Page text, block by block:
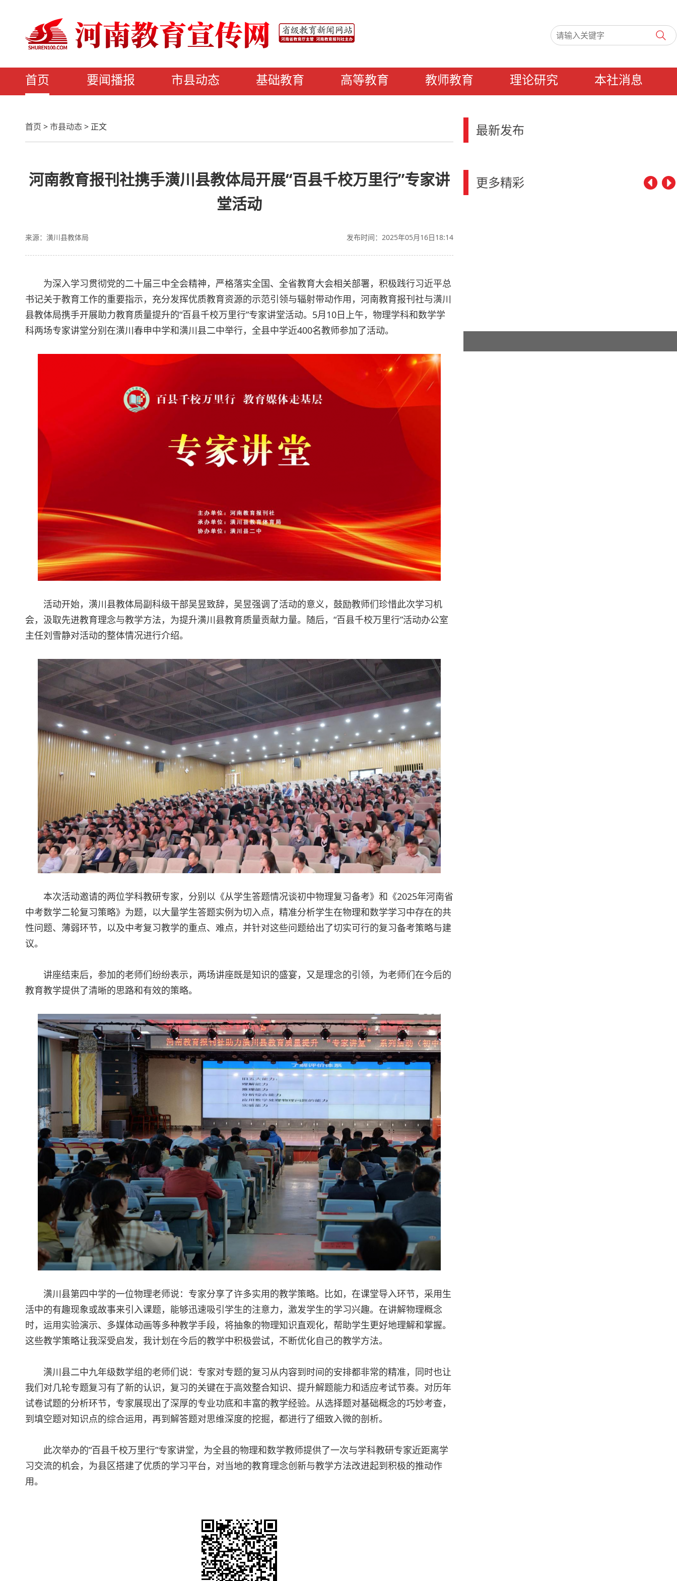
首页 要闻播报 市县动态 基础教育 高等教育 教师教育 理论研究 本社消息
首页 >市县动态> 正文
河南教育报刊社携手潢川县教体局开展“百县千校万里行”专家讲
堂活动
发布时间：2025年05月16日18:14
来源：潢川县教体局
为深入学习贯彻党的二十届三中全会精神，严格落实全国、全省教育大会相关部署，积极践行习近平总
书记关于教育工作的重要指示，充分发挥优质教育资源的示范引领与辐射带动作用，河南教育报刊社与潢川
县教体局携手开展助力教育质量提升的“百县千校万里行”专家讲堂活动。5月10日上午，物理学科和数学学
科两场专家讲堂分别在潢川春申中学和潢川县二中举行，全县中学近400名教师参加了活动。
活动开始，潢川县教体局副科级干部吴昱致辞，吴昱强调了活动的意义，鼓励教师们珍惜此次学习机
会，汲取先进教育理念与教学方法，为提升潢川县教育质量贡献力量。随后，“百县千校万里行”活动办公室
主任刘雪静对活动的整体情况进行介绍。
本次活动邀请的两位学科教研专家，分别以《从学生答题情况谈初中物理复习备考》和《2025年河南省
中考数学二轮复习策略》为题，以大量学生答题实例为切入点，精准分析学生在物理和数学学习中存在的共
性问题、薄弱环节，以及中考复习教学的重点、难点，并针对这些问题给出了切实可行的复习备考策略与建
议。
讲座结束后，参加的老师们纷纷表示，两场讲座既是知识的盛宴，又是理念的引领，为老师们在今后的
教育教学提供了清晰的思路和有效的策略。
潢川县第四中学的一位物理老师说：专家分享了许多实用的教学策略。比如，在课堂导入环节，采用生
活中的有趣现象或故事来引入课题，能够迅速吸引学生的注意力，激发学生的学习兴趣。在讲解物理概念
时，运用实验演示、多媒体动画等多种教学手段，将抽象的物理知识直观化，帮助学生更好地理解和掌握。
这些教学策略让我深受启发，我计划在今后的教学中积极尝试，不断优化自己的教学方法。
潢川县二中九年级数学组的老师们说：专家对专题的复习从内容到时间的安排都非常的精准，同时也让
我们对几轮专题复习有了新的认识，复习的关键在于高效整合知识、提升解题能力和适应考试节奏。对历年
试卷试题的分析环节，专家展现出了深厚的专业功底和丰富的教学经验。从选择题对基础概念的巧妙考查，
到填空题对知识点的综合运用，再到解答题对思维深度的挖掘，都进行了细致入微的剖析。
此次举办的“百县千校万里行”专家讲堂，为全县的物理和数学教师提供了一次与学科教研专家近距离学
习交流的机会，为县区搭建了优质的学习平台，对当地的教育理念创新与教学方法改进起到积极的推动作
用。
最新发布
更多精彩